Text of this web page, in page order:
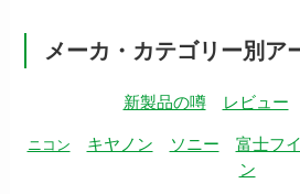
メーカ・カテゴリー別ア
新製品の噂 レビュー
ニコン キヤノン ソニー 富士フ
ン